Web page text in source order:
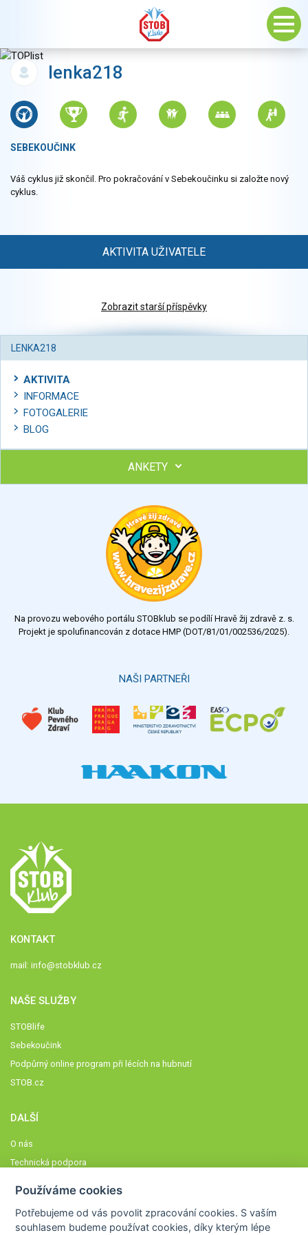
lenka218
SEBEKOUČINK
Váš cyklus již skončil. Pro pokračování v Sebekoučinku si založte nový
cyklus.
AKTIVITA UŽIVATELE
Zobrazit starší příspěvky
LENKA218
AKTIVITA
INFORMACE
FOTOGALERIE
BLOG
ANKETY
Výsledky Všechny ankety
Na provozu webového portálu STOBklub se podílí Hravě žij zdravě z. s.
Projekt je spolufinancován z dotace HMP (DOT/81/01/002536/2025).
NAŠI PARTNEŘI
KONTAKT
mail: info@stobklub.cz
NAŠE SLUŽBY
STOBlife
Sebekoučink
Podpůrný online program při lécích na hubnutí
STOB.cz
DALŠÍ
O nás
Technická podpora
Členové STOBklubu
Používáme cookies
Potřebujeme od vás povolit zpracování cookies. S vaším
souhlasem budeme používat cookies, díky kterým lépe